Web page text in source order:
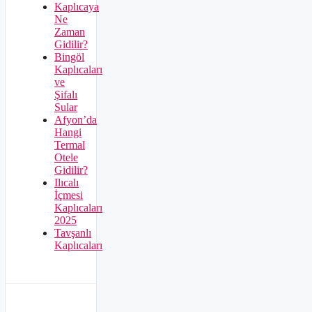
Kaplıcaya
Ne
Zaman
Gidilir?
Bingöl
Kaplıcaları
ve
Şifalı
Sular
Afyon’da
Hangi
Termal
Otele
Gidilir?
Ilıcalı
İçmesi
Kaplıcaları
2025
Tavşanlı
Kaplıcaları